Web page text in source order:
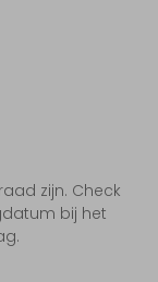
zijn. Check
bij het